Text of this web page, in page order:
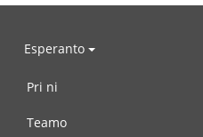
Esperanto
Pri ni
Teamo